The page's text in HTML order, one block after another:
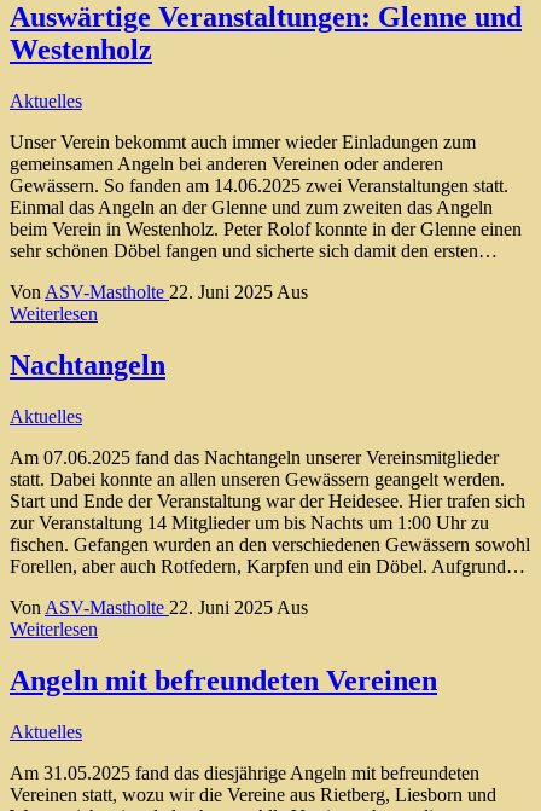
Auswärtige Veranstaltungen: Glenne und
Westenholz
Aktuelles
Unser Verein bekommt auch immer wieder Einladungen zum
gemeinsamen Angeln bei anderen Vereinen oder anderen
Gewässern. So fanden am 14.06.2025 zwei Veranstaltungen statt.
Einmal das Angeln an der Glenne und zum zweiten das Angeln
beim Verein in Westenholz. Peter Rolof konnte in der Glenne einen
sehr schönen Döbel fangen und sicherte sich damit den ersten…
Von ASV-Mastholte 22. Juni 2025 Aus
Weiterlesen
Nachtangeln
Aktuelles
Am 07.06.2025 fand das Nachtangeln unserer Vereinsmitglieder
statt. Dabei konnte an allen unseren Gewässern geangelt werden.
Start und Ende der Veranstaltung war der Heidesee. Hier trafen sich
zur Veranstaltung 14 Mitglieder um bis Nachts um 1:00 Uhr zu
fischen. Gefangen wurden an den verschiedenen Gewässern sowohl
Forellen, aber auch Rotfedern, Karpfen und ein Döbel. Aufgrund…
Von ASV-Mastholte 22. Juni 2025 Aus
Weiterlesen
Angeln mit befreundeten Vereinen
Aktuelles
Am 31.05.2025 fand das diesjährige Angeln mit befreundeten
Vereinen statt, wozu wir die Vereine aus Rietberg, Liesborn und